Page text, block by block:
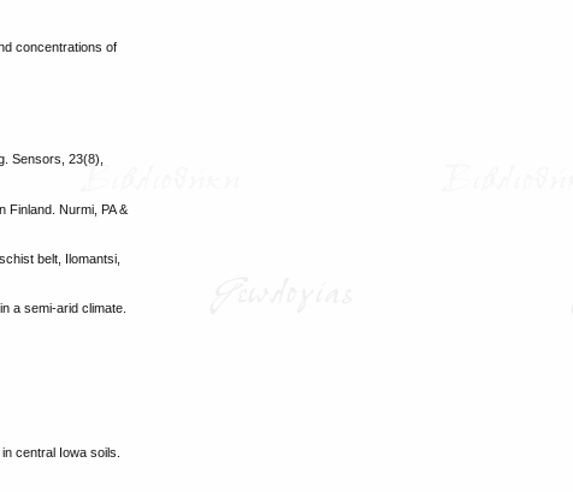
concentrations of
Sensors, 23(8),
Finland. Nurmi, PA &
belt, Ilomantsi,
a semi-arid climate.
central Iowa soils.